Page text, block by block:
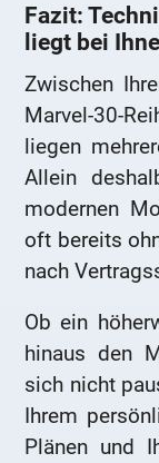
Fazit:
liegt bei
Zwischen
Marvel-30-
liegen
Allein
modernen
oft bereits
nach
Ob ein
hinaus den
sich nicht
Ihrem
Plänen und